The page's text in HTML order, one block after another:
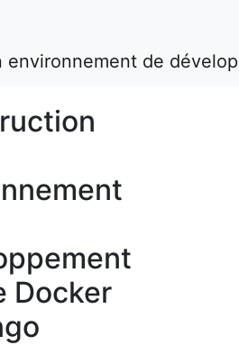
environnement de
Docker